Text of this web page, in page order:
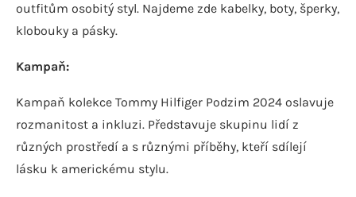
outfitům osobitý styl. Najdeme zde kabelky, boty, šperky,
klobouky a pásky.
Kampaň:
Kampaň kolekce Tommy Hilfiger Podzim 2024 oslavuje
rozmanitost a inkluzi. Představuje skupinu lidí z
různých prostředí a s různými příběhy, kteří sdílejí
lásku k americkému stylu.